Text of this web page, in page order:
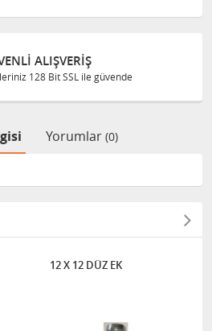
ALIŞVERIŞ
128 Bit SSL ile güvende
Yorumlar (0)
12 X 12 DÜZ EK